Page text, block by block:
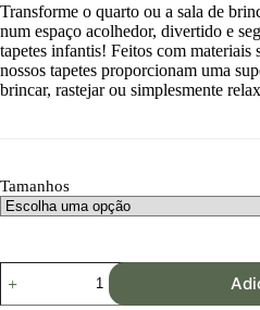
Transforme o quarto ou a sala de
num espaço acolhedor, divertido e
tapetes infantis! Feitos com materiais
nossos tapetes proporcionam uma
brincar, rastejar ou simplesmente
Tamanhos